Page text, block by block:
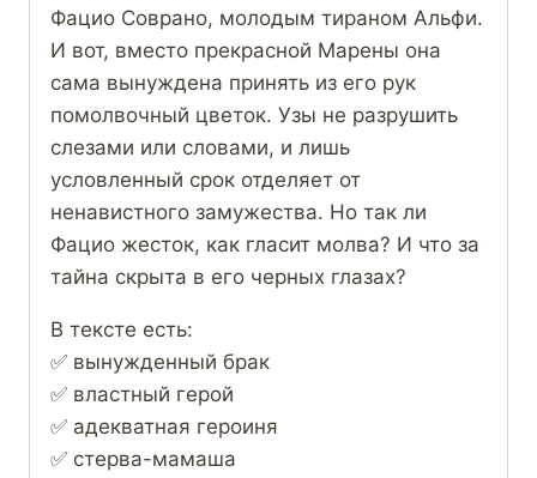
Фацио Соврано, молодым тираном Альфи.
И вот, вместо прекрасной Марены она
сама вынуждена принять из его рук
помолвочный цветок. Узы не разрушить
слезами или словами, и лишь
условленный срок отделяет от
ненавистного замужества. Но так ли
Фацио жесток, как гласит молва? И что за
тайна скрыта в его черных глазах?
В тексте есть:
✅ вынужденный брак
✅ властный герой
✅ адекватная героиня
✅ стерва-мамаша